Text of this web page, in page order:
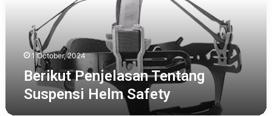
1 October, 2024
Berikut Penjelasan Tentang
Suspensi Helm Safety